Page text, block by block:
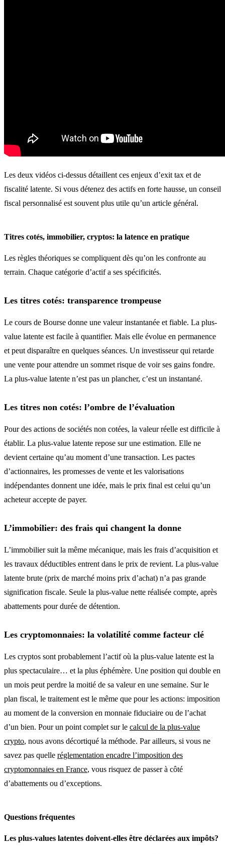
Les deux vidéos ci-dessus détaillent ces enjeux d’exit tax et de
fiscalité latente. Si vous détenez des actifs en forte hausse, un conseil
fiscal personnalisé est souvent plus utile qu’un article général.
Titres cotés, immobilier, cryptos: la latence en pratique
Les règles théoriques se compliquent dès qu’on les confronte au
terrain. Chaque catégorie d’actif a ses spécificités.
Les titres cotés: transparence trompeuse
Le cours de Bourse donne une valeur instantanée et fiable. La plus-
value latente est facile à quantifier. Mais elle évolue en permanence
et peut disparaître en quelques séances. Un investisseur qui retarde
une vente pour attendre un sommet risque de voir ses gains fondre.
La plus-value latente n’est pas un plancher, c’est un instantané.
Les titres non cotés: l’ombre de l’évaluation
Pour des actions de sociétés non cotées, la valeur réelle est difficile à
établir. La plus-value latente repose sur une estimation. Elle ne
devient certaine qu’au moment d’une transaction. Les pactes
d’actionnaires, les promesses de vente et les valorisations
indépendantes donnent une idée, mais le prix final est celui qu’un
acheteur accepte de payer.
L’immobilier: des frais qui changent la donne
L’immobilier suit la même mécanique, mais les frais d’acquisition et
les travaux déductibles entrent dans le prix de revient. La plus-value
latente brute (prix de marché moins prix d’achat) n’a pas grande
signification fiscale. Seule la plus-value nette réalisée compte, après
abattements pour durée de détention.
Les cryptomonnaies: la volatilité comme facteur clé
Les cryptos sont probablement l’actif où la plus-value latente est la
plus spectaculaire… et la plus éphémère. Une position qui double en
un mois peut perdre la moitié de sa valeur en une semaine. Sur le
plan fiscal, le traitement est le même que pour les actions: imposition
au moment de la conversion en monnaie fiduciaire ou de l’achat
d’un bien. Pour un point complet sur le calcul de la plus-value
crypto, nous avons décortiqué la méthode. Par ailleurs, si vous ne
savez pas quelle réglementation encadre l’imposition des
cryptomonnaies en France, vous risquez de passer à côté
d’abattements ou d’exceptions.
Questions fréquentes
Les plus-values latentes doivent-elles être déclarées aux impôts?